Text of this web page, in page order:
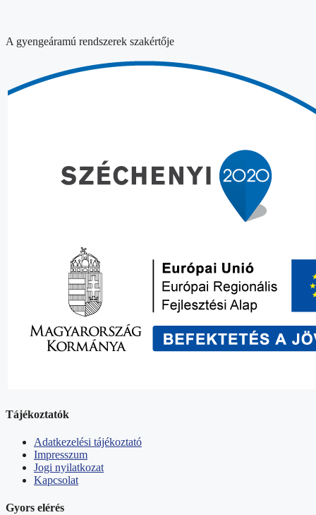
A gyengeáramú rendszerek szakértője
Tájékoztatók
Adatkezelési tájékoztató
Impresszum
Jogi nyilatkozat
Kapcsolat
Gyors elérés